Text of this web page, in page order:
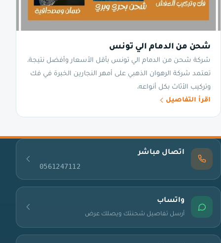
شحن من الدمام الي تونس
شركة شحن من الدمام الي تونس بأقل الأسعار وأفضل نتيجة،
تعتمد شركة الرهوان الذهبي على أمهر النجارين الخبرة في فك
وتركيب الأثاث بكل أنواعه،
اقرأ التفاصيل
اتصال مباشر
0561247112
واتساب
أرسل تفاصيل شحنتك ويصلك عرض